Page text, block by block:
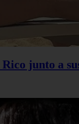
junto a